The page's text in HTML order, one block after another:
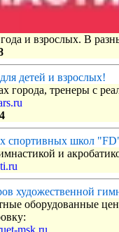
и взрослых. В
детей и взрослых!
города, тренеры с
спортивных школ
и
художественной
оборудованные